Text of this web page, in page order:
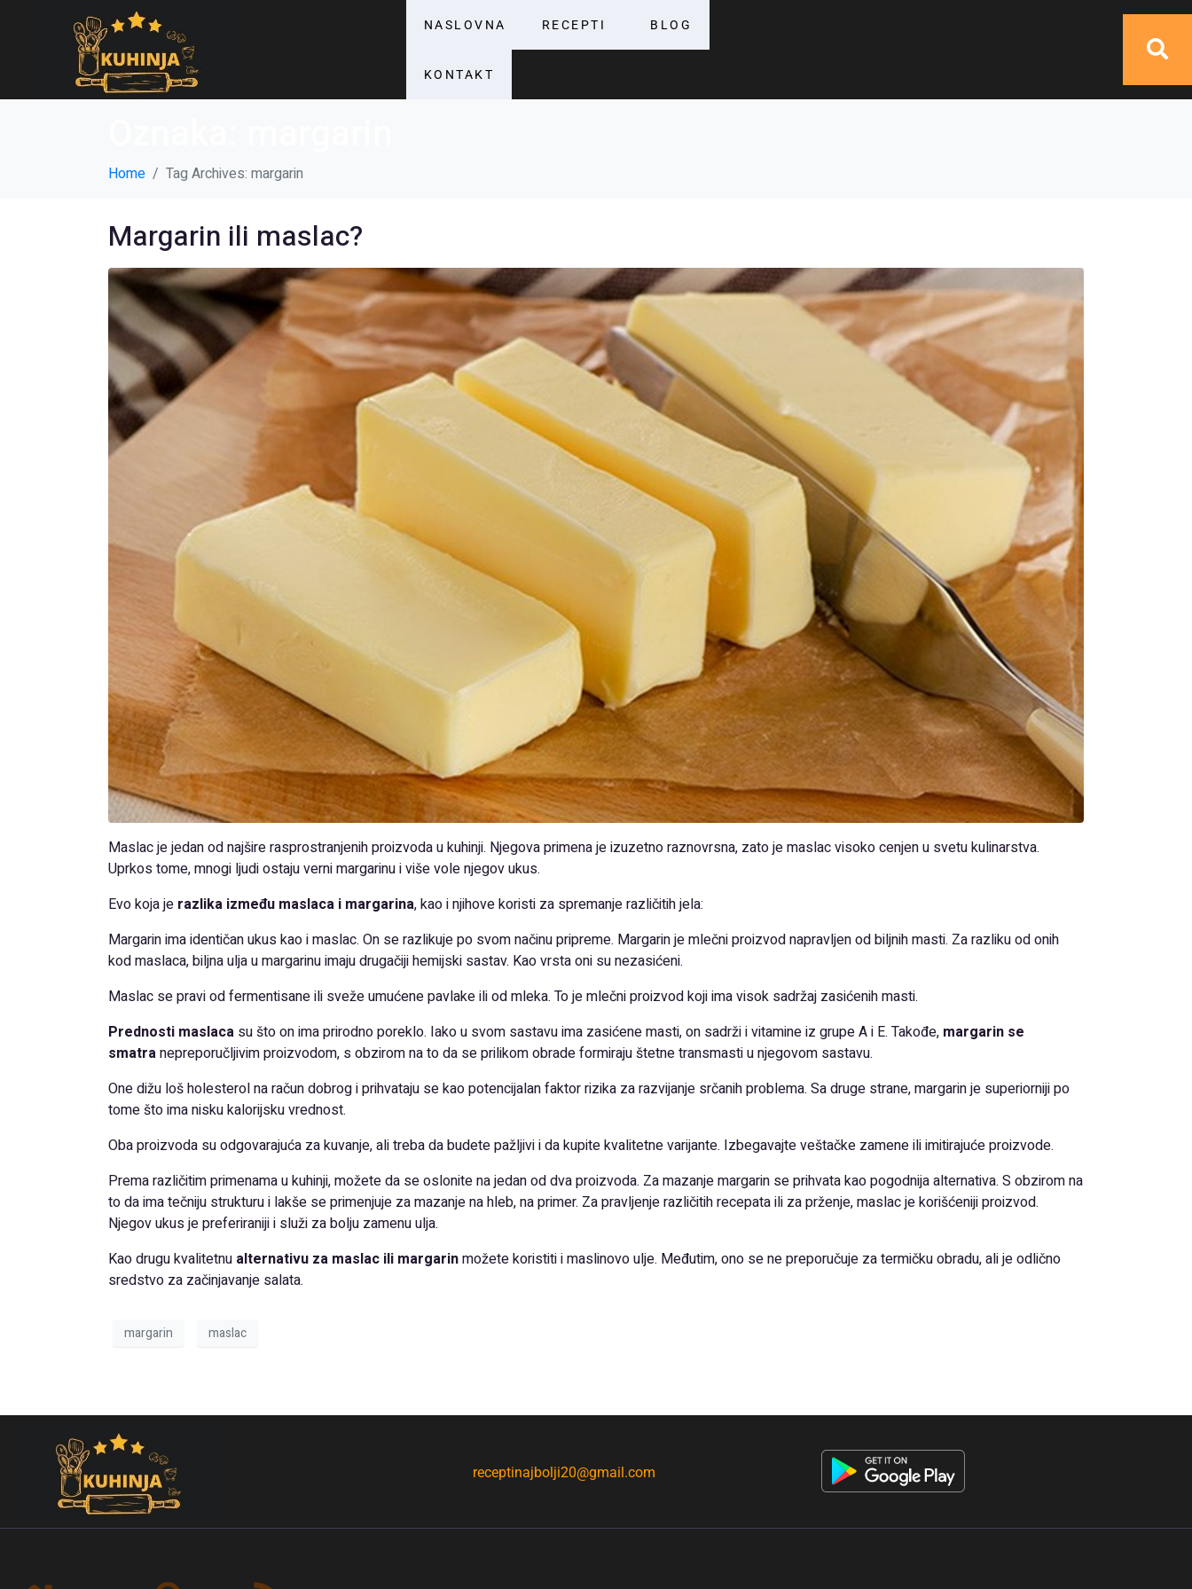
NASLOVNA RECEPTI BLOG
KONTAKT
Home Tag Archives: margarin
Margarin ili maslac?
Maslac je jedan od najšire rasprostranjenih proizvoda u kuhinji. Njegova primena je izuzetno raznovrsna, zato je maslac visoko cenjen u svetu kulinarstva.
Uprkos tome, mnogi ljudi ostaju verni margarinu i više vole njegov ukus.
Evo koja je razlika između maslaca i margarina, kao i njihove koristi za spremanje različitih jela:
Margarin ima identičan ukus kao i maslac. On se razlikuje po svom načinu pripreme. Margarin je mlečni proizvod napravljen od biljnih masti. Za razliku od onih
kod maslaca, biljna ulja u margarinu imaju drugačiji hemijski sastav. Kao vrsta oni su nezasićeni.
Maslac se pravi od fermentisane ili sveže umućene pavlake ili od mleka. To je mlečni proizvod koji ima visok sadržaj zasićenih masti.
Prednosti maslaca su što on ima prirodno poreklo. Iako u svom sastavu ima zasićene masti, on sadrži i vitamine iz grupe A i E. Takođe, margarin se
smatranepreporučljivim proizvodom, s obzirom na to da se prilikom obrade formiraju štetne transmasti u njegovom sastavu.
One dižu loš holesterol na račun dobrog i prihvataju se kao potencijalan faktor rizika za razvijanje srčanih problema. Sa druge strane, margarin je superiorniji po
tome što ima nisku kalorijsku vrednost.
Oba proizvoda su odgovarajuća za kuvanje, ali treba da budete pažljivi i da kupite kvalitetne varijante. Izbegavajte veštačke zamene ili imitirajuće proizvode.
Prema različitim primenama u kuhinji, možete da se oslonite na jedan od dva proizvoda. Za mazanje margarin se prihvata kao pogodnija alternativa. S obzirom na
to da ima tečniju strukturu i lakše se primenjuje za mazanje na hleb, na primer. Za pravljenje različitih recepata ili za prženje, maslac je korišćeniji proizvod.
Njegov ukus je preferiraniji i služi za bolju zamenu ulja.
Kao drugu kvalitetnu alternativu za maslac ili margarinmožete koristiti i maslinovo ulje. Međutim, ono se ne preporučuje za termičku obradu, ali je odlično
sredstvo za začinjavanje salata.
margarin maslac
receptinajbolji20@gmail.com